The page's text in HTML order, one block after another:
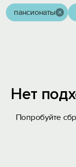
пансионаты
Нет
Попробуйте